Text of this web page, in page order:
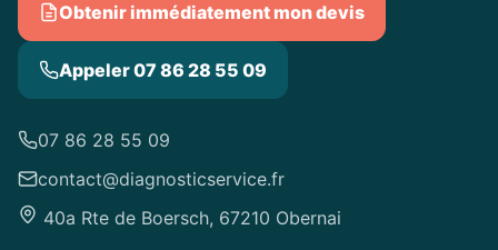
Obtenir immédiatement mon devis
Appeler 07 86 28 55 09
07 86 28 55 09
contact@diagnosticservice.fr
40a Rte de Boersch, 67210 Obernai